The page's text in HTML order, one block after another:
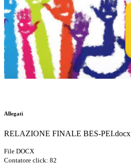
Allegati
RELAZIONE FINALE BES-PEI.docx
File DOCX
Contatore click: 82